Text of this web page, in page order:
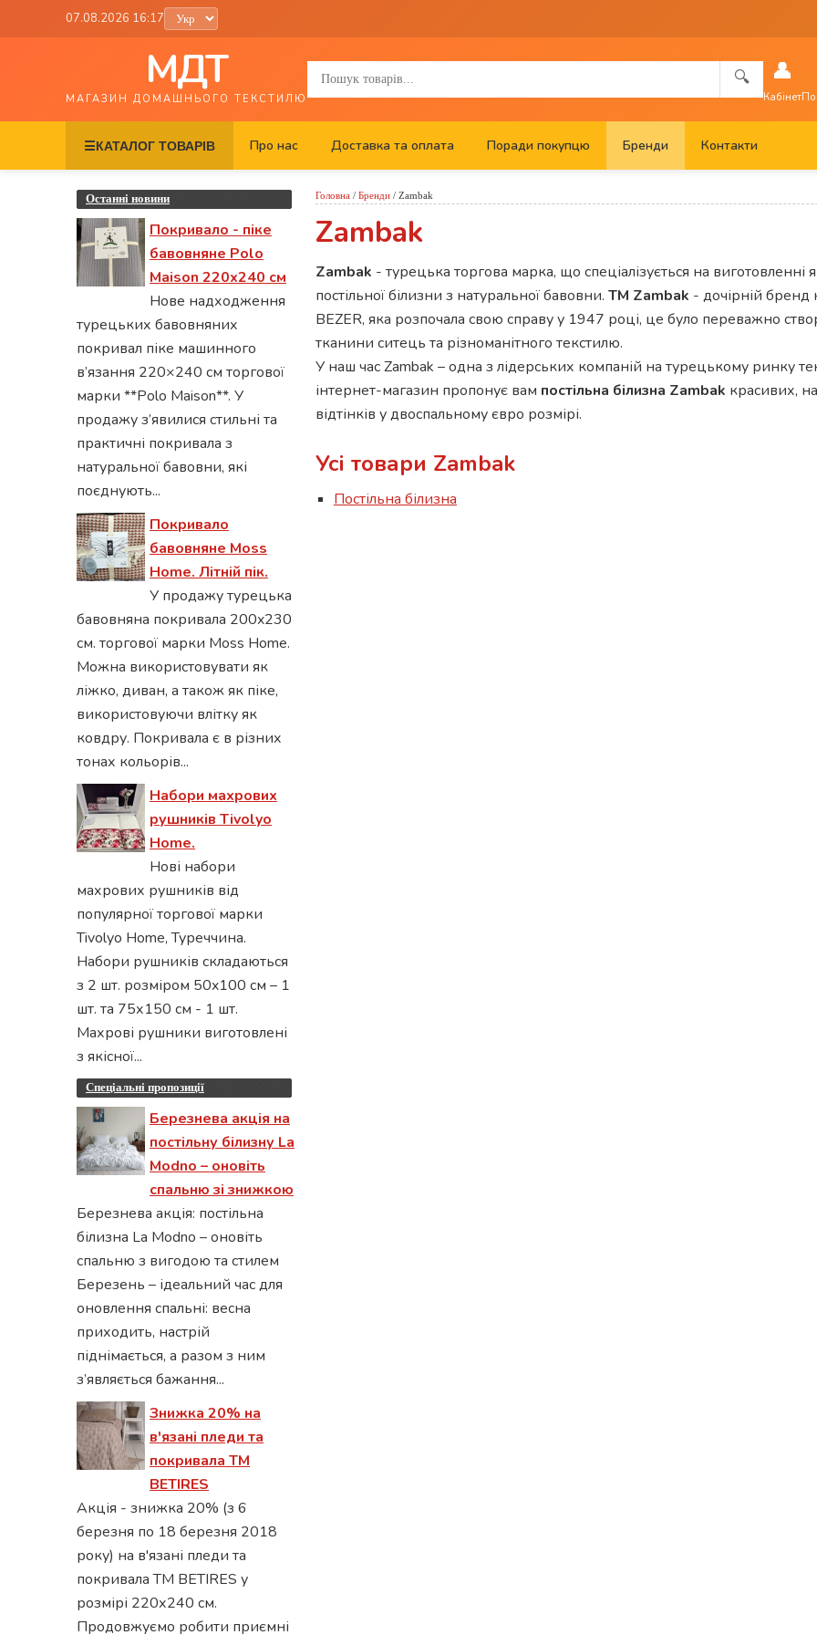
07.08.2026 16:17
МДТ
МАГАЗИН ДОМАШНЬОГО ТЕКСТИЛЮ
🔍 👤
Кабінет
☰КАТАЛОГ ТОВАРІВ Про нас Доставка та оплата Поради покупцю Бренди Контакти
Останні новини
Покривало - піке
бавовняне Polo
Maison 220х240 см
Нове надходження
турецьких бавовняних
покривал піке машинного
в’язання 220×240 см торгової
марки **Polo Maison**. У
продажу з’явилися стильні та
практичні покривала з
натуральної бавовни, які
поєднують...
Покривало
бавовняне Moss
Home. Літній пік.
У продажу турецька
бавовняна покривала 200x230
см. торгової марки Moss Home.
Можна використовувати як
ліжко, диван, а також як піке,
використовуючи влітку як
ковдру. Покривала є в різних
тонах кольорів...
Набори махрових
рушників Tivolyo
Home.
Нові набори
махрових рушників від
популярної торгової марки
Tivolyo Home, Туреччина.
Набори рушників складаються
з 2 шт. розміром 50x100 см – 1
шт. та 75х150 см - 1 шт.
Махрові рушники виготовлені
з якісної...
Спеціальні пропозиції
Березнева акція на
постільну білизну La
Modno – оновіть
спальню зі знижкою
Березнева акція: постільна
білизна La Modno – оновіть
спальню з вигодою та стилем
Березень – ідеальний час для
оновлення спальні: весна
приходить, настрій
піднімається, а разом з ним
з’являється бажання...
Знижка 20% на
в'язані пледи та
покривала ТМ
BETIRES
Акція - знижка 20% (з 6
березня по 18 березня 2018
року) на в'язані пледи та
покривала ТМ BETIRES у
розмірі 220х240 см.
Продовжуємо робити приємні
Головна / Бренди / Zambak
Zambak
Zambak - турецька торгова марка, що спеціалізується на виготовленні
постільної білизни з натуральної бавовни. ТМ Zambak - дочірній бренд
BEZER, яка розпочала свою справу у 1947 році, це було переважно
тканини ситець та різноманітного текстилю.
У наш час Zambak – одна з лідерських компаній на турецькому ринку
інтернет-магазин пропонує вам постільна білизна Zambak красивих,
відтінків у двоспальному євро розмірі.
Усі товари Zambak
Постільна білизна